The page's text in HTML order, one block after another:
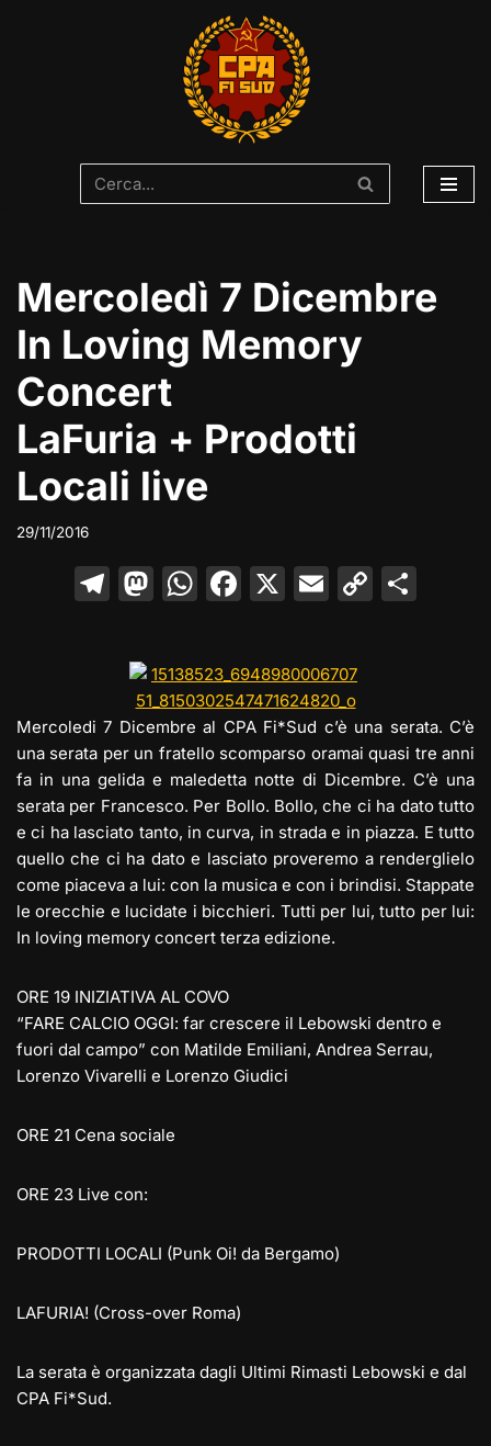
Mercoledì 7 Dicembre
In Loving Memory
Concert
LaFuria + Prodotti
Locali live
29/11/2016
T
e
gr
a
m
M
o
d
o
n
W
s
A
p
p
F
e
b
o
o
k
X E
l
C
Li
n
k
vi
di
Mercoledi 7 Dicembre al CPA Fi*Sud c’è una serata. C’è
una serata per un fratello scomparso oramai quasi tre anni
fa in una gelida e maledetta notte di Dicembre. C’è una
serata per Francesco. Per Bollo. Bollo, che ci ha dato tutto
e ci ha lasciato tanto, in curva, in strada e in piazza. E tutto
quello che ci ha dato e lasciato proveremo a renderglielo
come piaceva a lui: con la musica e con i brindisi. Stappate
le orecchie e lucidate i bicchieri. Tutti per lui, tutto per lui:
In loving memory concert terza edizione.
ORE 19 INIZIATIVA AL COVO
“FARE CALCIO OGGI: far crescere il Lebowski dentro e
fuori dal campo” con Matilde Emiliani, Andrea Serrau,
Lorenzo Vivarelli e Lorenzo Giudici
ORE 21 Cena sociale
ORE 23 Live con:
PRODOTTI LOCALI (Punk Oi! da Bergamo)
LAFURIA! (Cross-over Roma)
La serata è organizzata dagli Ultimi Rimasti Lebowski e dal
CPA Fi*Sud.